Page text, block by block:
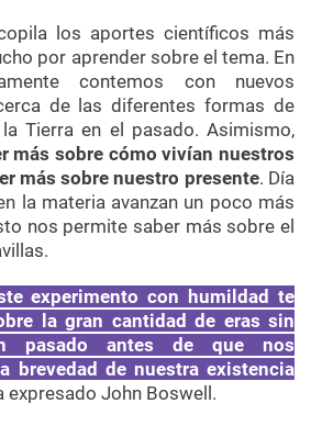
los aportes científicos más
por aprender sobre el tema. En
contemos con nuevos
de las diferentes formas de
Tierra en el pasado. Asimismo,
más sobre cómo vivían nuestros
más sobre nuestro presente. Día
la materia avanzan un poco más
nos permite saber más sobre el
experimento con humildad te
la gran cantidad de eras sin
pasado antes de que nos
brevedad de nuestra existencia
expresado John Boswell.